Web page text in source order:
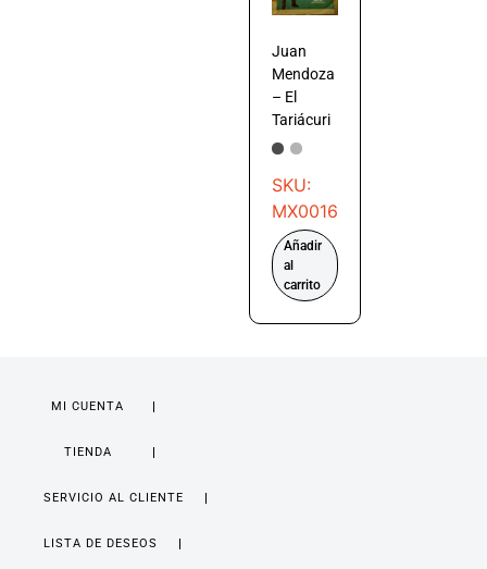
Juan
Mendoza
– El
Tariácuri
SKU:
MX0016
Añadir
al
carrito
MI CUENTA
TIENDA
SERVICIO AL CLIENTE
LISTA DE DESEOS